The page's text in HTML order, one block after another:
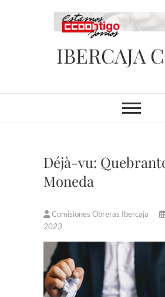
IBERCAJA
Déjà-vu:
Moneda
Comisiones Obreras Ibercaja
2023